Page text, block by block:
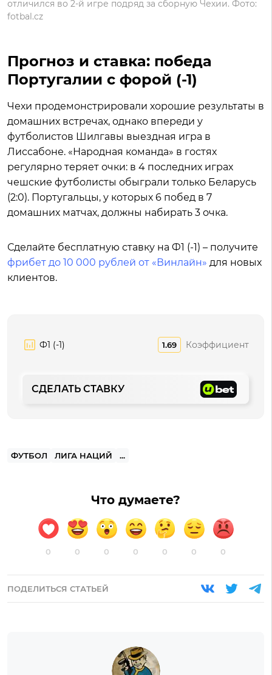
отличился во 2-й игре подряд за сборную Чехии. Фото:
fotbal.cz
Прогноз и ставка: победа
Португалии с форой (-1)
Чехи продемонстрировали хорошие результаты в
домашних встречах, однако впереди у
футболистов Шилгавы выездная игра в
Лиссабоне. «Народная команда» в гостях
регулярно теряет очки: в 4 последних играх
чешские футболисты обыграли только Беларусь
(2:0). Португальцы, у которых 6 побед в 7
домашних матчах, должны набирать 3 очка.
Сделайте бесплатную ставку на Ф1 (-1) – получите
фрибет до 10 000 рублей от «Винлайн» для новых
клиентов.
Ф1 (-1) 1.69 Коэффициент
СДЕЛАТЬ СТАВКУ
ФУТБОЛ ЛИГА НАЦИЙ ...
Что думаете?
0 0 0 0 0 0 0
ПОДЕЛИТЬСЯ СТАТЬЕЙ